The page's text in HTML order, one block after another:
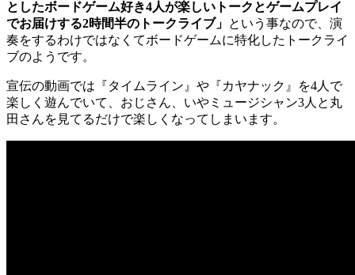
としたボードゲーム好き4人が楽しいトークとゲームプレイ
でお届けする2時間半のトークライブ」 という事なので、演
奏をするわけではなくてボードゲームに特化したトークライ
ブのようです。
宣伝の動画では『タイムライン』や『カヤナック』を4人で
楽しく遊んでいて、おじさん、いやミュージシャン3人と丸
田さんを見てるだけで楽しくなってしまいます。